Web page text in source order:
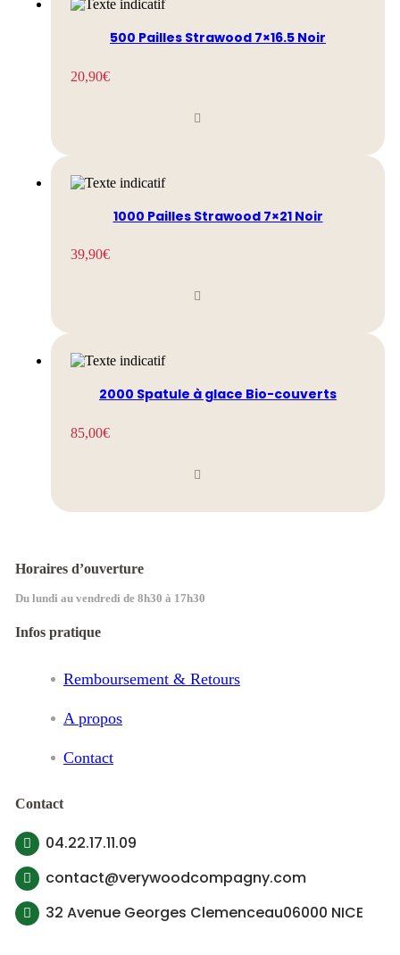
500 Pailles Strawood 7×16.5 Noir
20,90€
1000 Pailles Strawood 7×21 Noir
39,90€
2000 Spatule à glace Bio-couverts
85,00€
Horaires d’ouverture
Du lundi au vendredi de 8h30 à 17h30
Infos pratique
Remboursement & Retours
A propos
Contact
Contact
04.22.17.11.09
contact@verywoodcompagny.com
32 Avenue Georges Clemenceau06000 NICE